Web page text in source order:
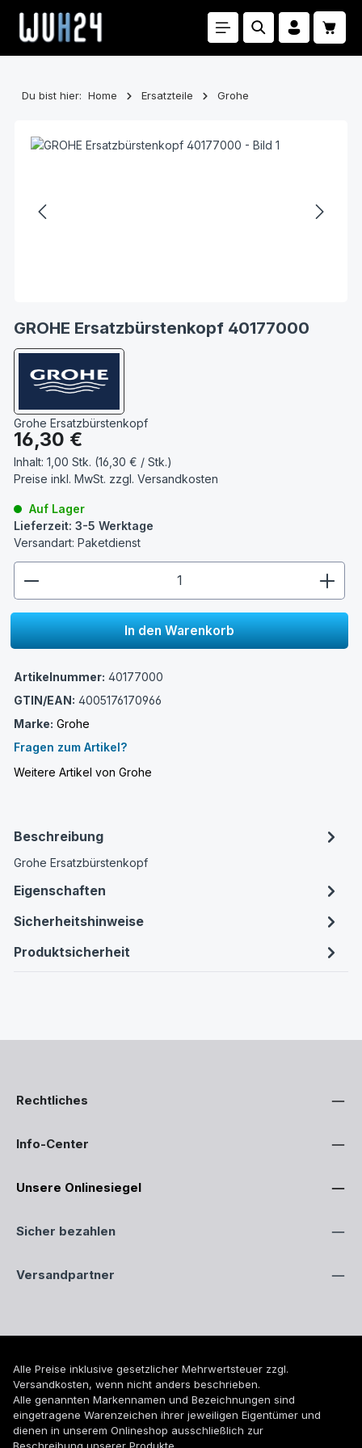
Zum Hauptinhalt springen
Du bist hier: Home Ersatzteile Grohe
GROHE Ersatzbürstenkopf 40177000
Grohe Ersatzbürstenkopf
Regulärer Preis:
16,30 €
Inhalt: 1,00 Stk. (16,30 € / Stk.)
Preise inkl. MwSt. zzgl. Versandkosten
Auf Lager
Lieferzeit: 3-5 Werktage
Versandart: Paketdienst
In den Warenkorb
Artikelnummer: 40177000
GTIN/EAN: 4005176170966
Marke: Grohe
Fragen zum Artikel?
Weitere Artikel von Grohe
Beschreibung
Grohe Ersatzbürstenkopf
Eigenschaften
Sicherheitshinweise
Produktsicherheit
Rechtliches
Info-Center
Unsere Onlinesiegel
Sicher bezahlen
Versandpartner
Alle Preise inklusive gesetzlicher Mehrwertsteuer zzgl.
Versandkosten, wenn nicht anders beschrieben.
Alle genannten Markennamen und Bezeichnungen sind
eingetragene Warenzeichen ihrer jeweiligen Eigentümer und
dienen in unserem Onlineshop ausschließlich zur